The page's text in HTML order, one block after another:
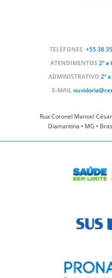
TELEFONES +55 38
ATENDIMENTOS 2ª a
ADMINISTRATIVO 2ª
E-MAIL
Rua Coronel Manoel
Diamantina • MG •